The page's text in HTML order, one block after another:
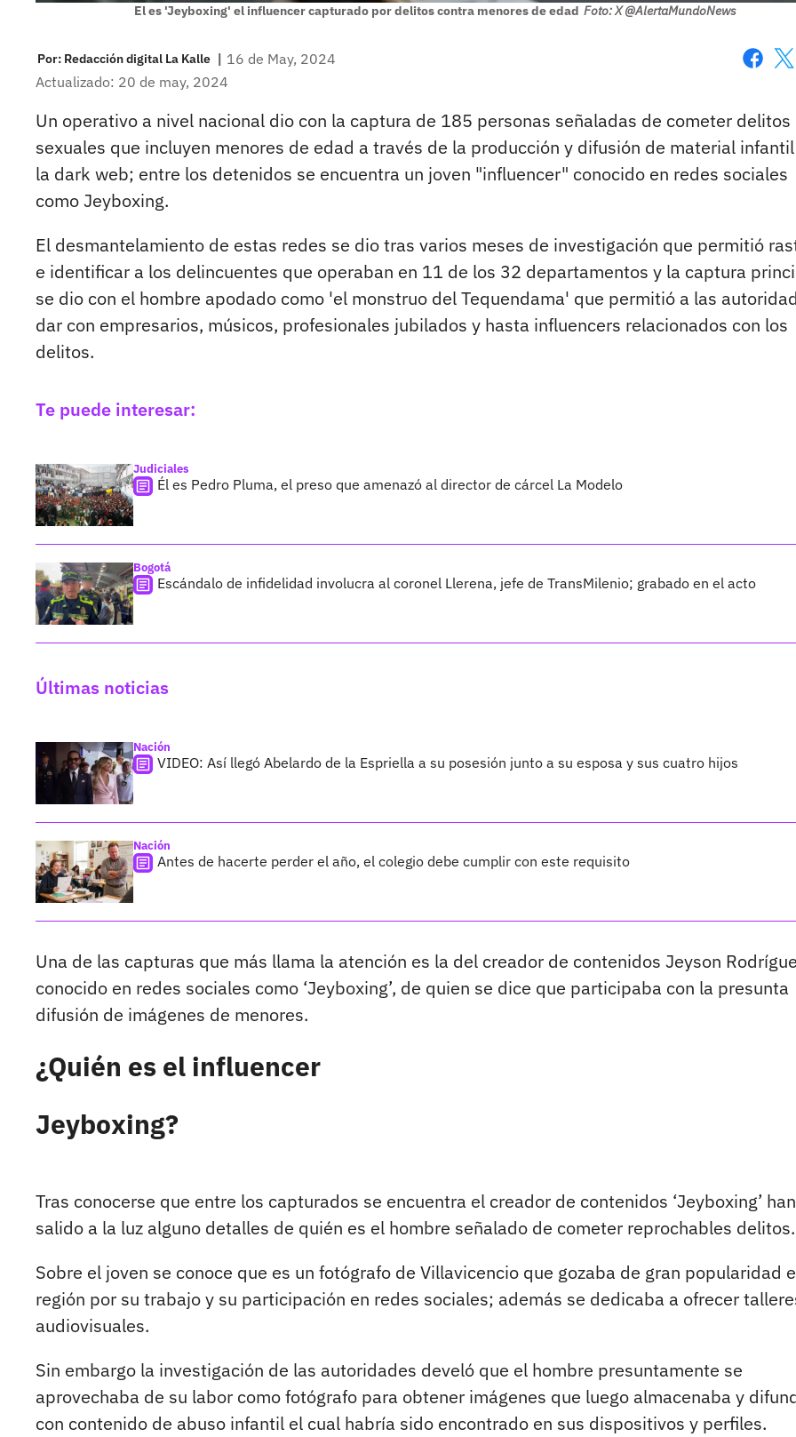
El es 'Jeyboxing' el influencer capturado por delitos contra menores de edad Foto: X @AlertaMundoNews
Por: Redacción digital La Kalle | 16 de May, 2024
Actualizado: 20 de may, 2024
Un operativo a nivel nacional dio con la captura de 185 personas señaladas de cometer delitos
sexuales que incluyen menores de edad a través de la producción y difusión de material
la dark web; entre los detenidos se encuentra un joven "influencer" conocido en redes sociales
como Jeyboxing.
El desmantelamiento de estas redes se dio tras varios meses de investigación que permitió
e identificar a los delincuentes que operaban en 11 de los 32 departamentos y la captura
se dio con el hombre apodado como 'el monstruo del Tequendama' que permitió a las
dar con empresarios, músicos, profesionales jubilados y hasta influencers relacionados con los
delitos.
Te puede interesar:
Judiciales
Él es Pedro Pluma, el preso que amenazó al director de cárcel La Modelo
Bogotá
Escándalo de infidelidad involucra al coronel Llerena, jefe de TransMilenio; grabado en el acto
Últimas noticias
Nación
VIDEO: Así llegó Abelardo de la Espriella a su posesión junto a su esposa y sus cuatro hijos
Nación
Antes de hacerte perder el año, el colegio debe cumplir con este requisito
Una de las capturas que más llama la atención es la del creador de contenidos Jeyson
conocido en redes sociales como ‘Jeyboxing’, de quien se dice que participaba con la presunta
difusión de imágenes de menores.
¿Quién es el influencer
Jeyboxing?
Tras conocerse que entre los capturados se encuentra el creador de contenidos ‘Jeyboxing’ han
salido a la luz alguno detalles de quién es el hombre señalado de cometer reprochables delitos.
Sobre el joven se conoce que es un fotógrafo de Villavicencio que gozaba de gran popularidad
región por su trabajo y su participación en redes sociales; además se dedicaba a ofrecer
audiovisuales.
Sin embargo la investigación de las autoridades develó que el hombre presuntamente se
aprovechaba de su labor como fotógrafo para obtener imágenes que luego almacenaba y
con contenido de abuso infantil el cual habría sido encontrado en sus dispositivos y perfiles.